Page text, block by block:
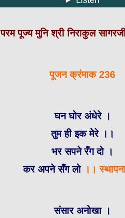
परम पूज्य मुनि श्री निराकुल सागरजी
पूजन क्रंमाक 236
घन घोर अंधेरे ।
तुम ही इक मेरे ।।
भर सपने रँग दो ।
कर अपने सँग लो।।
संसार अनोखा ।